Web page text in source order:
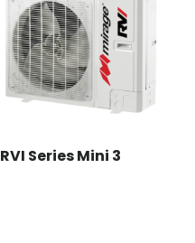
RVI Series Mini 3